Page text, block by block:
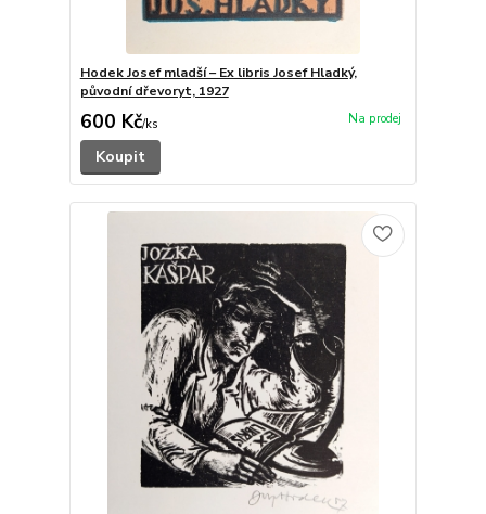
Hodek Josef mladší – Ex libris Josef Hladký,
původní dřevoryt, 1927
600 Kč/ks
Koupit